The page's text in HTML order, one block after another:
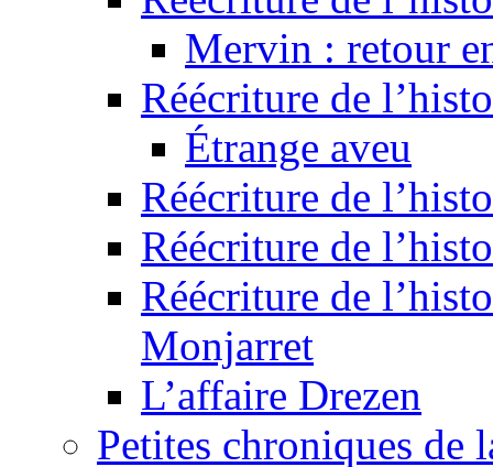
Mervin : retour
Réécriture de
Étrange aveu
Réécriture de
Réécriture de
Réécriture de
Monjarret
L’affaire Drezen
Petites chroniques de